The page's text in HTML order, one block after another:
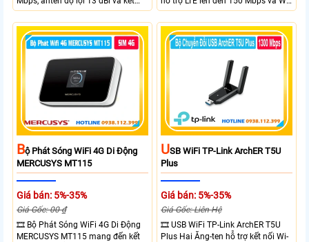
nối đường dài trên 10 km trong
điều kiện phù hợp. Trang bị cổng
Ethernet Shielded 10/100 Mbps, hỗ
trợ PoE Passive, MAXtream TDMA,
quản lý tập trung và phân tích
quang phổ. Chuẩn IPX5 giúp tăng
khả năng chống chịu thời tiết.
Fi 2.4 GHz lên đến 300 Mbps với
thiết kế với vỏ chống chịu thời tiết
chuẩn IP65, chống sét ±6kV và
chống tĩnh điện ±15kV
BỘ Phát Sóng WiFi 4G Di Động
MERCUSYS MT115
Giá bán: 5%-35%
Giá Gốc: 00 ₫
🎞 Bộ Phát Sóng WiFi 4G Di Động
MERCUSYS MT115 mang đến kết
USB WiFi TP-Link ArchER T5U
Plus
Giá bán: 5%-35%
Giá Gốc: Liên Hệ
🎞 USB WiFi TP-Link ArchER T5U
Plus Hai Ăng-ten hỗ trợ kết nối Wi-